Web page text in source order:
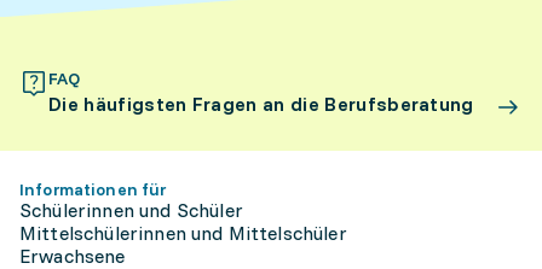
FAQ
Die häufigsten Fragen an die Berufsberatung
Informationen für
Schülerinnen und Schüler
Mittelschülerinnen und Mittelschüler
Erwachsene